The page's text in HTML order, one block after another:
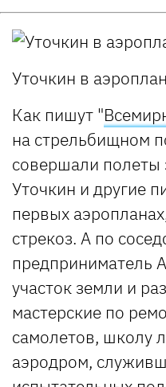
Уточкин в
Как пишут "
на стрельбищном
совершали полеты
Уточкин и другие
первых
стрекоз. А по
предприниматель
участок земли и
мастерские по
самолетов, школу
аэродром,